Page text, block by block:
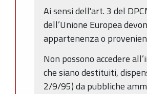
Ai sensi dell'art. 3 del
dell’Unione Europea
appartenenza o
Non possono accedere
che siano destituiti,
2/9/95) da pubbliche